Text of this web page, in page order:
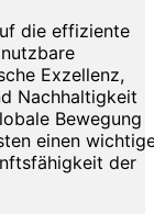
die effiziente
Exzellenz,
Nachhaltigkeit
Bewegung
einen
der